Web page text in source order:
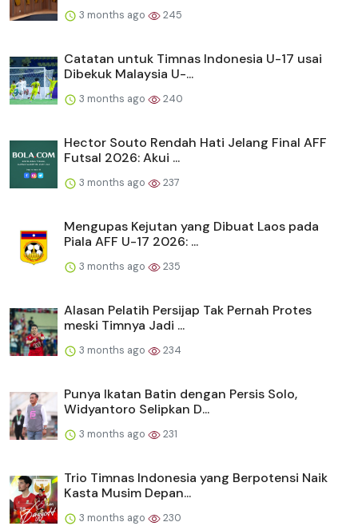
3 months ago 245
Catatan untuk Timnas Indonesia U-17 usai
Dibekuk Malaysia U-...
3 months ago 240
Hector Souto Rendah Hati Jelang Final AFF
Futsal 2026: Akui ...
3 months ago 237
Mengupas Kejutan yang Dibuat Laos pada
Piala AFF U-17 2026: ...
3 months ago 235
Alasan Pelatih Persijap Tak Pernah Protes
meski Timnya Jadi ...
3 months ago 234
Punya Ikatan Batin dengan Persis Solo,
Widyantoro Selipkan D...
3 months ago 231
Trio Timnas Indonesia yang Berpotensi Naik
Kasta Musim Depan...
3 months ago 230